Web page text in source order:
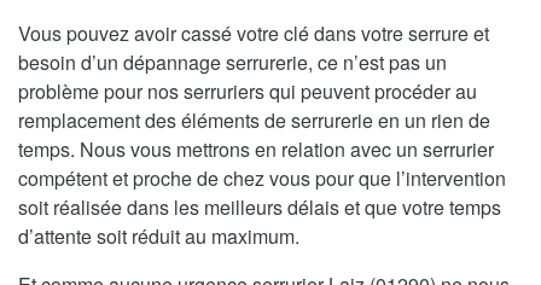
Vous pouvez avoir cassé votre clé dans votre serrure et
besoin d’un dépannage serrurerie, ce n’est pas un
problème pour nos serruriers qui peuvent procéder au
remplacement des éléments de serrurerie en un rien de
temps. Nous vous mettrons en relation avec un serrurier
compétent et proche de chez vous pour que l’intervention
soit réalisée dans les meilleurs délais et que votre temps
d’attente soit réduit au maximum.